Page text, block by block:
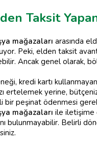
Taksit
mağazaları arasında
Peki, elden taksit
Ancak genel olarak,
kredi kartı
ertelemek yerine,
peşinat ödenmesi
mağazaları ile iletişime
bulunmayabilir. Belirli